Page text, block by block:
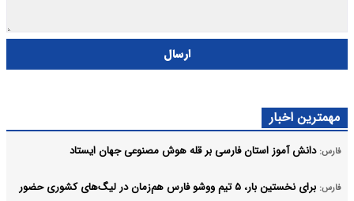
ارسال
مهمترین اخبار
فارس: دانش آموز استان فارسی بر قله هوش مصنوعی جهان ایستاد
فارس:
برای نخستین‌ بار، ۵ تیم ووشو فارس هم‌زمان در لیگ‌های کشوری حضور